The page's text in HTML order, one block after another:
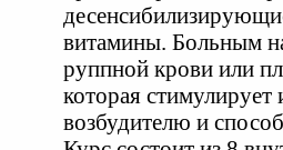
витамины. Больным
руппной крови или
которая
возбудителю и